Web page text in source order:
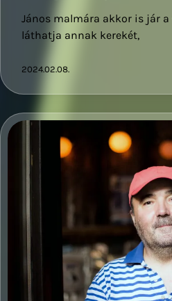
János malmára akkor is jár
láthatja annak kerekét,
2024.02.08.